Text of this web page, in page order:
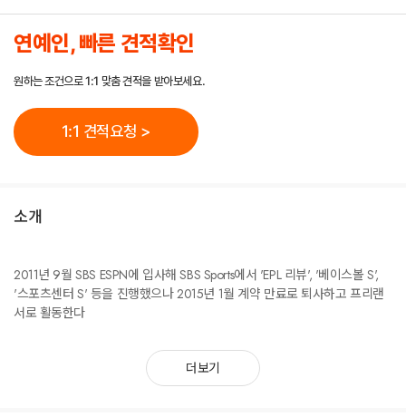
연예인, 빠른 견적확인
원하는 조건으로 1:1 맞춤 견적을 받아보세요.
1:1 견적요청 >
소개
2011년 9월 SBS ESPN에 입사해 SBS Sports에서 'EPL 리뷰', '베이스볼 S',
'스포츠센터 S' 등을 진행했으나 2015년 1월 계약 만료로 퇴사하고 프리랜
서로 활동한다
더보기